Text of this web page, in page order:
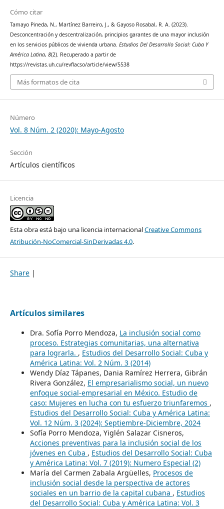
Cómo citar
Tamayo Pineda, N., Martínez Barreiro, J., & Gayoso Rosabal, R. A. (2023).
Desconcentración y descentralización, principios garantes de una mayor inclusión
en los servicios públicos de vivienda urbana. Estudios Del Desarrollo Social: Cuba Y
América Latina, 8(2). Recuperado a partir de
https://revistas.uh.cu/revflacso/article/view/5538
Más formatos de cita
Número
Vol. 8 Núm. 2 (2020): Mayo-Agosto
Sección
Artículos científicos
Licencia
Esta obra está bajo una licencia internacionalCreative Commons
Atribución-NoComercial-SinDerivadas 4.0.
Share |
Artículos similares
Dra. Sofía Porro Mendoza, La inclusión social como
proceso. Estrategias comunitarias, una alternativa
para lograrla. , Estudios del Desarrollo Social: Cuba y
América Latina: Vol. 2 Núm. 3 (2014)
Wendy Díaz Tápanes, Dania Ramírez Herrera, Gibrán
Rivera González, El empresarialismo social, un nuevo
enfoque social-empresarial en México. Estudio de
caso: Mujeres en lucha con tu esfuerzo triunfaremos ,
Estudios del Desarrollo Social: Cuba y América Latina:
Vol. 12 Núm. 3 (2024): Septiembre-Diciembre, 2024
Sofía Porro Mendoza, Yiglén Salazar Cisneros,
Acciones preventivas para la inclusión social de los
jóvenes en Cuba , Estudios del Desarrollo Social: Cuba
y América Latina: Vol. 7 (2019): Numero Especial (2)
María del Carmen Zabala Argüelles, Procesos de
inclusión social desde la perspectiva de actores
sociales en un barrio de la capital cubana , Estudios
del Desarrollo Social: Cuba y América Latina: Vol. 3